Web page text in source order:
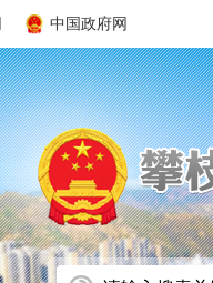
中国政府网